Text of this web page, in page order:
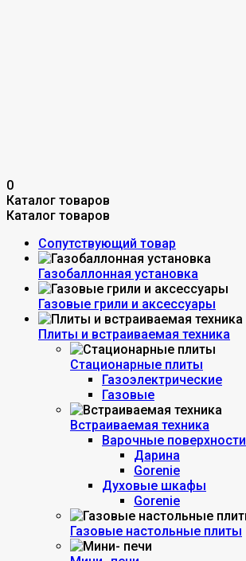
0
Каталог товаров
Каталог товаров
Сопутствующий товар
Газобаллонная установка
Газовые грили и аксессуары
Плиты и встраиваемая техника
Стационарные плиты
Газоэлектрические
Газовые
Встраиваемая техника
Варочные поверхности
Дарина
Gorenie
Духовые шкафы
Gorenie
Газовые настольные плиты